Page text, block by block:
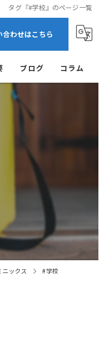
タグ『#学校』のページ一覧
合わせはこちら
ブログ コラム
ックス #学校